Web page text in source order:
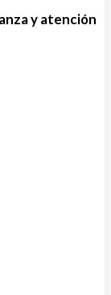
y atención